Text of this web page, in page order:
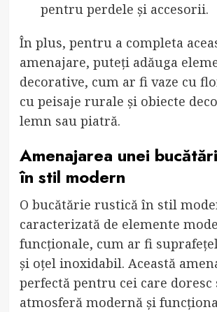
pentru perdele și accesorii.
În plus, pentru a completa
amenajare, puteți adăuga
decorative, cum ar fi vaze cu
cu peisaje rurale și obiecte
lemn sau piatră.
Amenajarea unei
în stil modern
O bucătărie rustică în stil
caracterizată de elemente
funcționale, cum ar fi
și oțel inoxidabil. Această
perfectă pentru cei care doresc
atmosferă modernă și